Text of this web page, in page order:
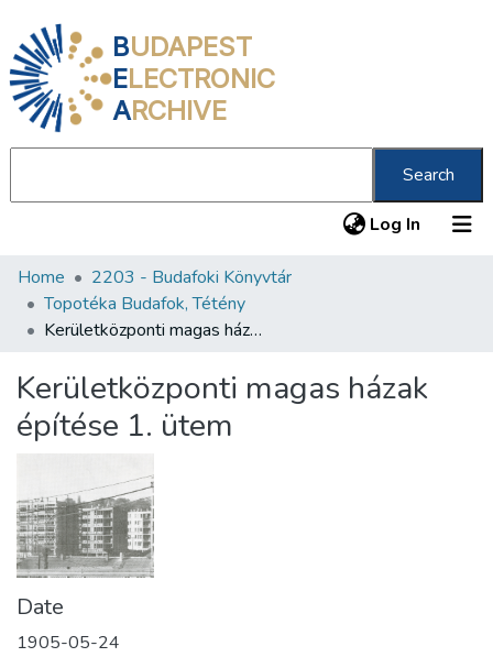
BUDAPEST
ELECTRONIC
ARCHIVE
Search
Log In (current)
Communities & Collections
All of DSpace
About us
Home
2203 - Budafoki Könyvtár
Topotéka Budafok, Tétény
Kerületközponti magas házak építése 1. ütem
Kerületközponti magas házak
építése 1. ütem
Date
1905-05-24